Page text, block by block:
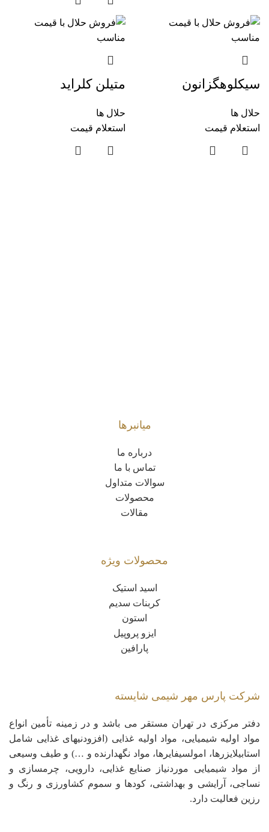
سیکلوهگزانون
حلال ها
استعلام قیمت
متیلن کلراید
حلال ها
استعلام قیمت
میانبرها
درباره ما
تماس با ما
سوالات متداول
محصولات
مقالات
محصولات ویژه
اسید استیک
کربنات سدیم
استون
ایزو پروپیل
پارافین
شرکت پارس مهر شیمی شایسته
دفتر مرکزی در تهران مستقر می باشد و در زمینه تأمین انواع
مواد اولیه شیمیایی، مواد اولیه غذایی (افزودنیهای غذایی شامل
استابیلایزرها، امولسیفایرها، مواد نگهدارنده و …) و طیف وسیعی
از مواد شیمیایی موردنیاز صنایع غذایی، دارویی، چرمسازی و
نساجی، آرایشی و بهداشتی، کودها و سموم کشاورزی و رنگ و
رزین فعالیت دارد.